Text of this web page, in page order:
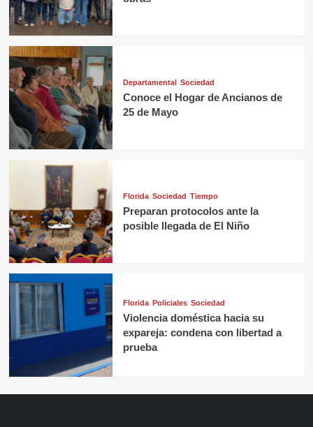
Departamental Sociedad
Conoce el Hogar de Ancianos de
25 de Mayo
Florida Sociedad Tiempo
Preparan protocolos ante la
posible llegada de El Niño
Florida Policiales Sociedad
Violencia doméstica hacia su
expareja: condena con libertad a
prueba